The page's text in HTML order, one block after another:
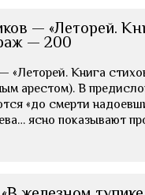
— «Леторей.
— 200
«Леторей. Книга
арестом). В
«до смерти
ясно показывают